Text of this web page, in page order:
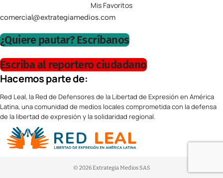
Mis Favoritos
comercial@extrategiamedios.com
¿Quiere pautar? Escríbanos
Escriba al reportero ciudadano
Hacemos parte de:
Red Leal, la Red de Defensores de la Libertad de Expresión en América
Latina, una comunidad de medios locales comprometida con la defensa
de la libertad de expresión y la solidaridad regional.
© 2026 Extrategia Medios SAS